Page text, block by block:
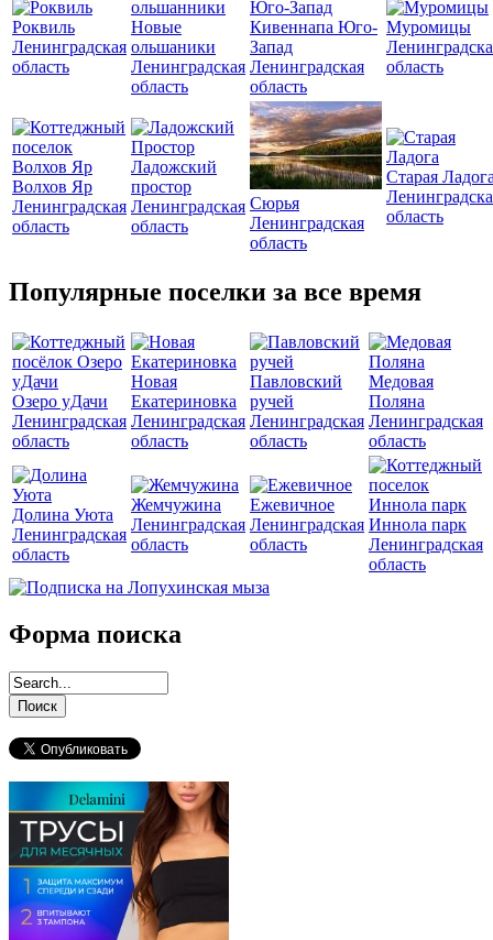
Роквиль
Ленинградская
область
Новые
ольшаники
Ленинградская
область
Кивеннапа Юго-
Запад
Ленинградская
область
Муромицы
область
Волхов Яр
Ленинградская
область
Ладожский
простор
Ленинградская
область
Сюрья
Ленинградская
область
Старая
область
Популярные поселки за все время
Озеро уДачи
Ленинградская
область
Новая
Екатериновка
Ленинградская
область
Павловский
ручей
Ленинградская
область
Медовая
Поляна
Ленинградская
область
Долина Уюта
Ленинградская
область
Жемчужина
Ленинградская
область
Ежевичное
Ленинградская
область
Иннола парк
Ленинградская
область
Форма поиска